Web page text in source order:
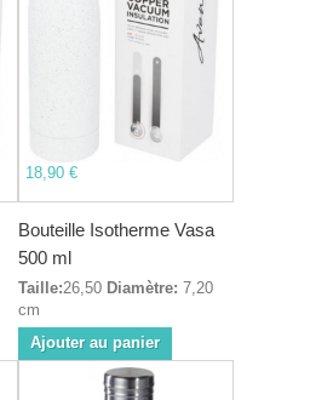
18,90 €
Bouteille Isotherme Vasa
500 ml
Taille:26,50 Diamètre: 7,20
cm
Ajouter au panier